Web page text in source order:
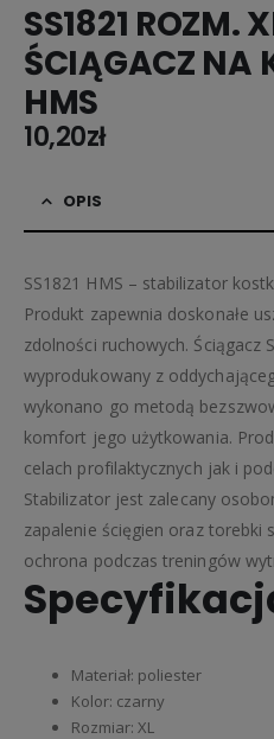
SS1821 ROZM.
ŚCIĄGACZ NA
HMS
10,20zł
OPIS
SS1821 HMS – stabilizator
Produkt zapewnia doskonałe
zdolności ruchowych. Ściągacz
wyprodukowany z
wykonano go metodą
komfort jego użytkowania.
celach profilaktycznych jak i
Stabilizator jest zalecany
zapalenie ścięgien oraz torebki
ochrona podczas treningów
Materiał: poliester
Kolor: czarny
Rozmiar: XL